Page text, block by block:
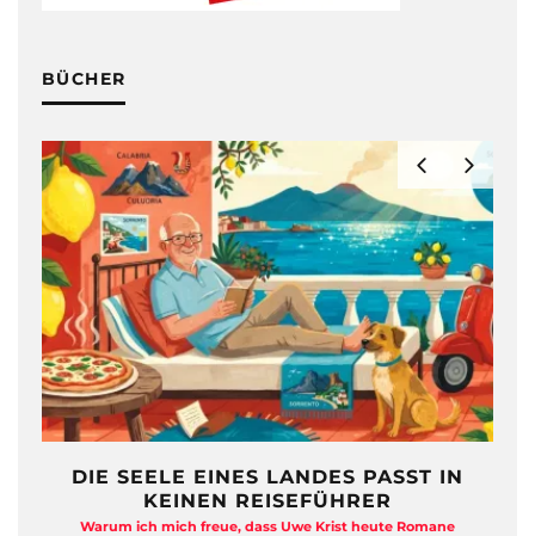
BÜCHER
DIE SEELE EINES LANDES PASST IN
KEINEN REISEFÜHRER
Warum ich mich freue, dass Uwe Krist heute Romane